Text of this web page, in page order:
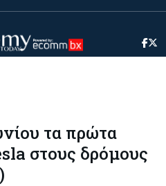
τα πρώτα
στους δρόμους